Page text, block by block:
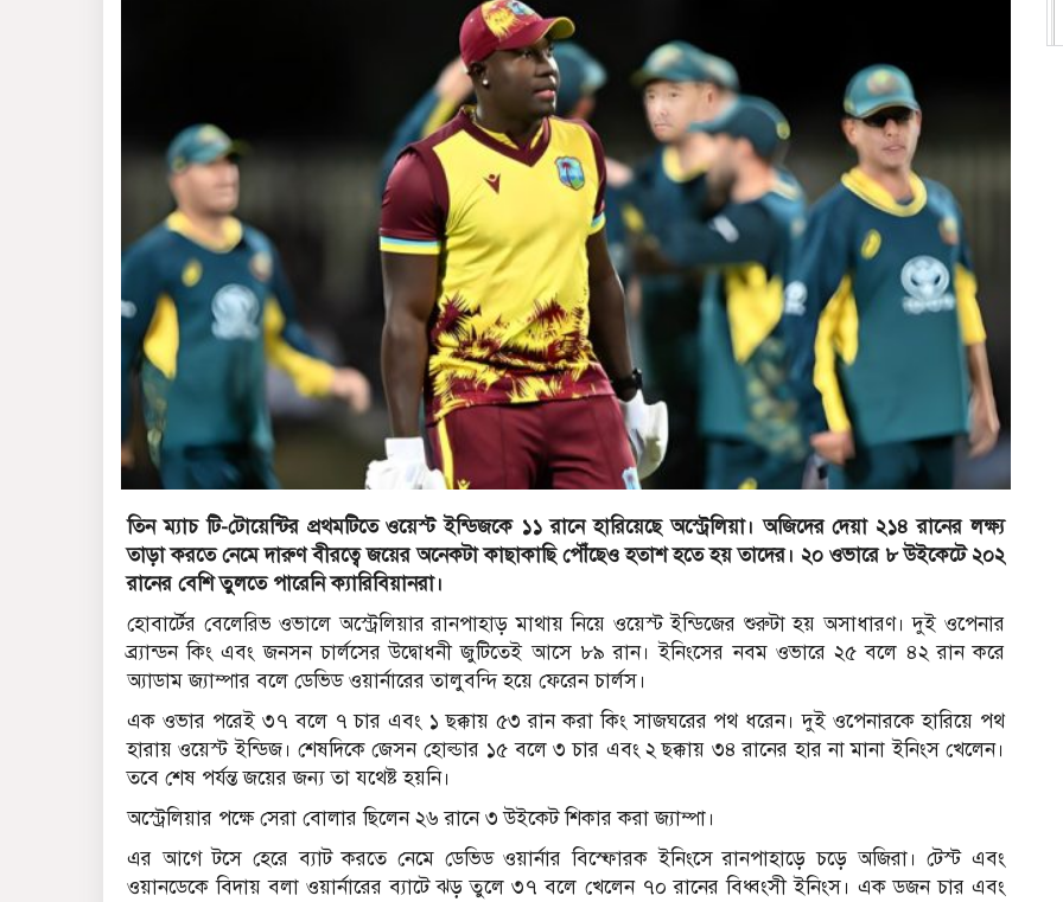
তিন ম্যাচ টি-টোয়েন্টির প্রথমটিতে ওয়েস্ট ইন্ডিজকে ১১ রানে হারিয়েছে অস্ট্রেলিয়া। অজিদের দেয়া ২১৪ রানের লক্ষ্য
তাড়া করতে নেমে দারুণ বীরত্বে জয়ের অনেকটা কাছাকাছি পৌঁছেও হতাশ হতে হয় তাদের। ২০ ওভারে ৮ উইকেটে ২০২
রানের বেশি তুলতে পারেনি ক্যারিবিয়ানরা।
হোবার্টের বেলেরিভ ওভালে অস্ট্রেলিয়ার রানপাহাড় মাথায় নিয়ে ওয়েস্ট ইন্ডিজের শুরুটা হয় অসাধারণ। দুই ওপেনার
ব্র্যান্ডন কিং এবং জনসন চার্লসের উদ্বোধনী জুটিতেই আসে ৮৯ রান। ইনিংসের নবম ওভারে ২৫ বলে ৪২ রান করে
অ্যাডাম জ্যাম্পার বলে ডেভিড ওয়ার্নারের তালুবন্দি হয়ে ফেরেন চার্লস।
এক ওভার পরেই ৩৭ বলে ৭ চার এবং ১ ছক্কায় ৫৩ রান করা কিং সাজঘরের পথ ধরেন। দুই ওপেনারকে হারিয়ে পথ
হারায় ওয়েস্ট ইন্ডিজ। শেষদিকে জেসন হোল্ডার ১৫ বলে ৩ চার এবং ২ ছক্কায় ৩৪ রানের হার না মানা ইনিংস খেলেন।
তবে শেষ পর্যন্ত জয়ের জন্য তা যথেষ্ট হয়নি।
অস্ট্রেলিয়ার পক্ষে সেরা বোলার ছিলেন ২৬ রানে ৩ উইকেট শিকার করা জ্যাম্পা।
এর আগে টসে হেরে ব্যাট করতে নেমে ডেভিড ওয়ার্নার বিস্ফোরক ইনিংসে রানপাহাড়ে চড়ে অজিরা। টেস্ট এবং
ওয়ানডেকে বিদায় বলা ওয়ার্নারের ব্যাটে ঝড় তুলে ৩৭ বলে খেলেন ৭০ রানের বিধ্বংসী ইনিংস। এক ডজন চার এবং